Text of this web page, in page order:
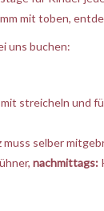
mit toben,
uns buchen:
streicheln und
muss selber
nachmittags: